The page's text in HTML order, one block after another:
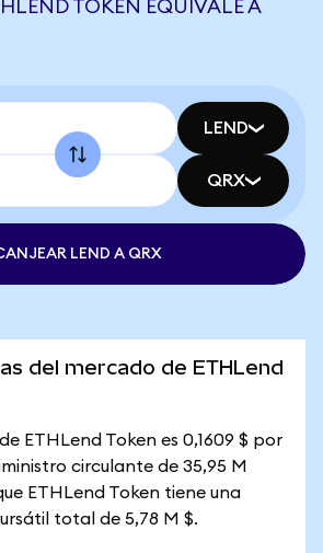
TOKEN EQUIVALE A
LEND
QRX
LEND A QRX
del mercado de ETHLend
ETHLend Token es 0,1609 $ por
circulante de 35,95 M
ETHLend Token tiene una
total de 5,78 M $.